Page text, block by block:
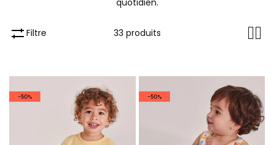
Filtre 33 produits
-50% -50%